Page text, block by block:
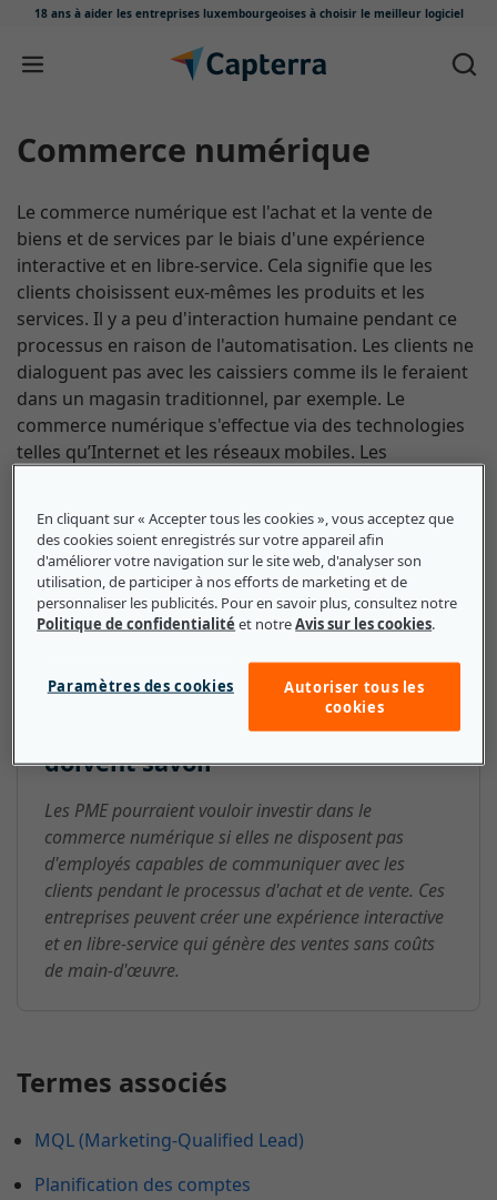
18 ans à aider les entreprises luxembourgeoises à choisir le meilleur logiciel
Passer au contenu
commerce numérique
Le commerce numérique est l'achat et la vente de
biens et de services par le biais d'une expérience
interactive et en libre-service. Cela signifie que les
clients choisissent eux-mêmes les produits et les
services. Il y a peu d'interaction humaine pendant ce
processus en raison de l'automatisation. Les clients ne
dialoguent pas avec les caissiers comme ils le feraient
dans un magasin traditionnel, par exemple. Le
commerce numérique s'effectue via des technologies
telles qu’Internet et les réseaux mobiles. Les
commerce numérique une expérience plus réussie.
Ces techniques comprennent l'analytique, la
promotion, la tarification et l'acquisition de clients.
commerce numérique : ce que les
petites et moyennes entreprises
doivent savoir
Les PME pourraient vouloir investir dans le
commerce numérique si elles ne disposent pas
d'employés capables de communiquer avec les
clients pendant le processus d'achat et de vente. Ces
entreprises peuvent créer une expérience interactive
et en libre-service qui génère des ventes sans coûts
de main-d'œuvre.
Termes associés
MQL (Marketing-Qualified Lead)
Planification des comptes
En cliquant sur « Accepter tous les cookies », vous acceptez que
des cookies soient enregistrés sur votre appareil afin
d'améliorer votre navigation sur le site web, d'analyser son
utilisation, de participer à nos efforts de marketing et de
personnaliser les publicités. Pour en savoir plus, consultez notre
Politique de confidentialité et notreAvis sur les cookies.
Paramètres des cookies
Autoriser tous les
cookies